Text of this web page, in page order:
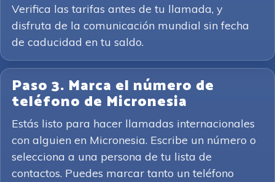
Verifica las tarifas antes de tu llamada, y
disfruta de la comunicación mundial sin fecha
de caducidad en tu saldo.
Paso 3. Marca el número de
teléfono de Micronesia
Estás listo para hacer llamadas internacionales
con alguien en Micronesia. Escribe un número o
selecciona a una persona de tu lista de
contactos. Puedes marcar tanto un teléfono